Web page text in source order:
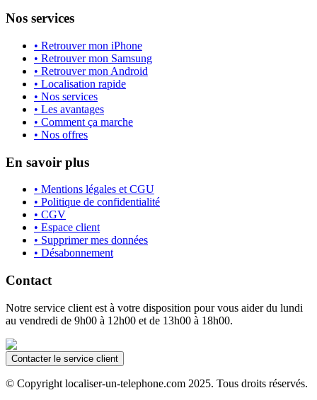
Nos services
• Retrouver mon iPhone
• Retrouver mon Samsung
• Retrouver mon Android
• Localisation rapide
• Nos services
• Les avantages
• Comment ça marche
• Nos offres
En savoir plus
• Mentions légales et CGU
• Politique de confidentialité
• CGV
• Espace client
• Supprimer mes données
• Désabonnement
Contact
Notre service client est à votre disposition pour vous aider du lundi
au vendredi de 9h00 à 12h00 et de 13h00 à 18h00.
Contacter le service client
© Copyright localiser-un-telephone.com 2025. Tous droits réservés.